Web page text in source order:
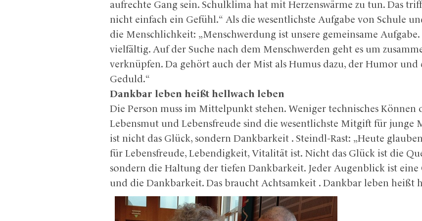
aufrechte Gang sein. Schulklima hat mit Herzenswärme zu tun. Das
nicht einfach ein Gefühl.“ Als die wesentlichste Aufgabe von Schule
die Menschlichkeit: „Menschwerdung ist unsere gemeinsame Aufgabe.
vielfältig. Auf der Suche nach dem Menschwerden geht es um
verknüpfen. Da gehört auch der Mist als Humus dazu, der Humor und
Geduld.“
Dankbar leben heißt hellwach leben
Die Person muss im Mittelpunkt stehen. Weniger technisches Können
Lebensmut und Lebensfreude sind die wesentlichste Mitgift für junge
ist nicht das Glück, sondern Dankbarkeit . Steindl-Rast: „Heute
für Lebensfreude, Lebendigkeit, Vitalität ist. Nicht das Glück ist die
sondern die Haltung der tiefen Dankbarkeit. Jeder Augenblick ist eine
und die Dankbarkeit. Das braucht Achtsamkeit . Dankbar leben heißt